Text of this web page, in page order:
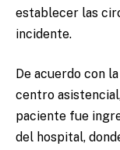
establecer las
incidente.
De acuerdo con
centro
paciente fue
del hospital,